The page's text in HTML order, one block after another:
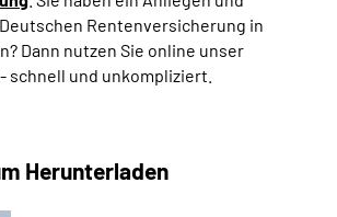
Rentenversicherung in
Dann nutzen Sie online unser
- schnell und unkompliziert.
Herunterladen